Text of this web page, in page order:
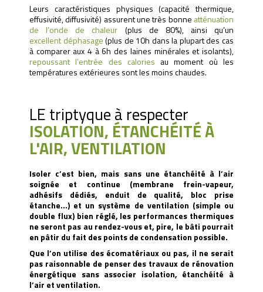
Leurs caractéristiques physiques (capacité thermique,
effusivité, diffusivité) assurent une très bonne atténuation
de l’onde de chaleur (plus de 80%), ainsi qu’un
excellent déphasage(plus de 10h dans la plupart des cas
à comparer aux 4 à 6h des laines minérales et isolants),
repoussant l’entrée des calories au moment où les
températures extérieures sont les moins chaudes.
LE triptyque à respecter
ISOLATION, ÉTANCHÉITÉ À
L'AIR, VENTILATION
Isoler c’est bien, mais sans une étanchéité à l’air
soignée et continue (membrane frein-vapeur,
adhésifs dédiés, enduit de qualité, bloc prise
étanche…) et un système de ventilation (simple ou
double flux) bien réglé, les performances thermiques
ne seront pas au rendez-vous et, pire, le bâti pourrait
en pâtir du fait des points de condensation possible.
Que l’on utilise des écomatériaux ou pas, il ne serait
pas raisonnable de penser des travaux de rénovation
énergétique sans associer isolation, étanchéité à
l’air et ventilation.